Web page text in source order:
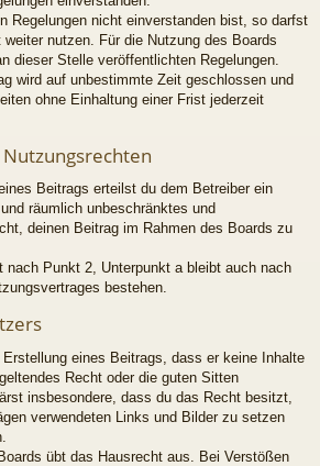
Regelungen nicht einverstanden bist, so darfst
nutzen. Für die Nutzung des Boards
dieser Stelle veröffentlichten Regelungen.
wird auf unbestimmte Zeit geschlossen und
ohne Einhaltung einer Frist jederzeit
Beitrags erteilst du dem Betreiber ein
räumlich unbeschränktes und
deinen Beitrag im Rahmen des Boards zu
nach Punkt 2, Unterpunkt a bleibt auch nach
bestehen.
eines Beitrags, dass er keine Inhalte
Recht oder die guten Sitten
insbesondere, dass du das Recht besitzt,
verwendeten Links und Bilder zu setzen
übt das Hausrecht aus. Bei Verstößen